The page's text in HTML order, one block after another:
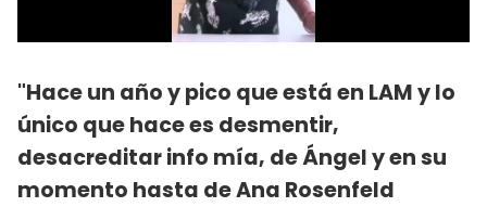
"Hace un año y pico que está en LAM y lo
único que hace es desmentir,
desacreditar info mía, de Ángel y en su
momento hasta de Ana Rosenfeld